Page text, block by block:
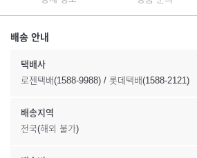
배송 안내
택배사
로젠택배(1588-9988) / 롯데택배(1588-2121)
배송지역
전국(해외 불가)